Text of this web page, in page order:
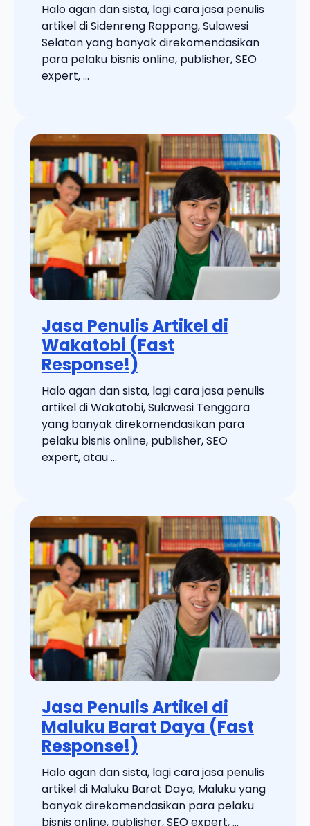
Halo agan dan sista, lagi cara jasa penulis
artikel di Sidenreng Rappang, Sulawesi
Selatan yang banyak direkomendasikan
para pelaku bisnis online, publisher, SEO
expert, ...
Jasa Penulis Artikel di
Wakatobi (Fast
Response!)
Halo agan dan sista, lagi cara jasa penulis
artikel di Wakatobi, Sulawesi Tenggara
yang banyak direkomendasikan para
pelaku bisnis online, publisher, SEO
expert, atau ...
Jasa Penulis Artikel di
Maluku Barat Daya (Fast
Response!)
Halo agan dan sista, lagi cara jasa penulis
artikel di Maluku Barat Daya, Maluku yang
banyak direkomendasikan para pelaku
bisnis online, publisher, SEO expert, ...